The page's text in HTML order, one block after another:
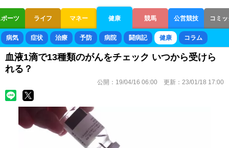
ーツ ライフ マネー 健康 競馬 公営競技 コミ
ボートレース 競輪 オートレース
病気 症状 治療 予防 病院 闘病記 健康 コラム
血液1滴で13種類のがんをチェック いつから受けら
れる？
公開： 19/04/16 06:00 更新： 23/01/18 17:00